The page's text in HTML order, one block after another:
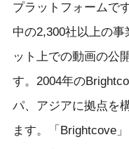
プラットフォームで
中の2,300社以上の
ット上での動画の公
す。2004年の
パ、アジアに拠点を
ます。「Brightcove